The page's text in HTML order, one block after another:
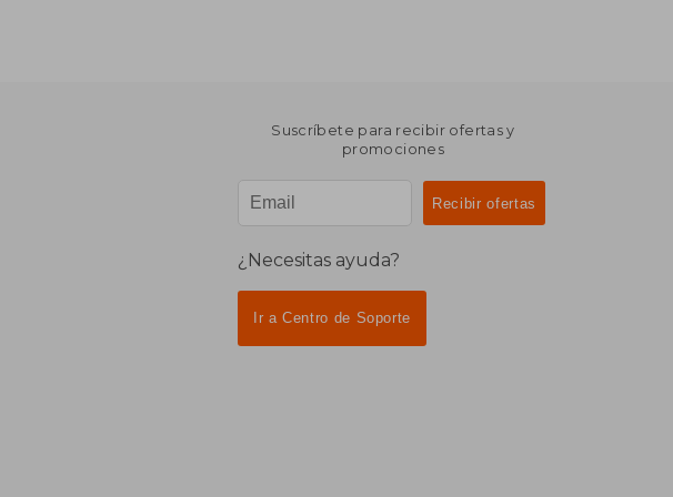
Suscríbete para recibir ofertas y
promociones
¿Necesitas ayuda?
Ir a Centro de Soporte